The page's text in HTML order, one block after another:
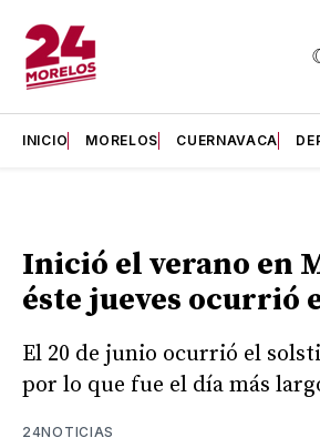
INICIO MORELOS CUERNAVACA
Inició el verano en
éste jueves ocurrió
El 20 de junio ocurrió el
por lo que fue el día más
24NOTICIAS